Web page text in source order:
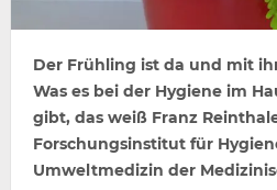
Der Frühling ist da und mit
Was es bei der Hygiene im
gibt, das weiß Franz
Forschungsinstitut für
Umweltmedizin der